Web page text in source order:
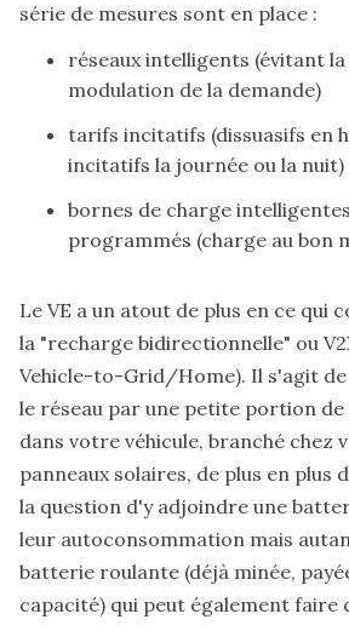
série de mesures sont en place :
réseaux intelligents (évitant
modulation de la demande)
tarifs incitatifs (dissuasifs en
incitatifs la journée ou la nuit)
bornes de charge
programmés (charge au bon
Le VE a un atout de plus en ce qui
la "recharge bidirectionnelle" ou
Vehicle-to-Grid/Home). Il s'agit
le réseau par une petite portion
dans votre véhicule, branché chez
panneaux solaires, de plus en plus
la question d'y adjoindre une
leur autoconsommation mais
batterie roulante (déjà minée,
capacité) qui peut également faire